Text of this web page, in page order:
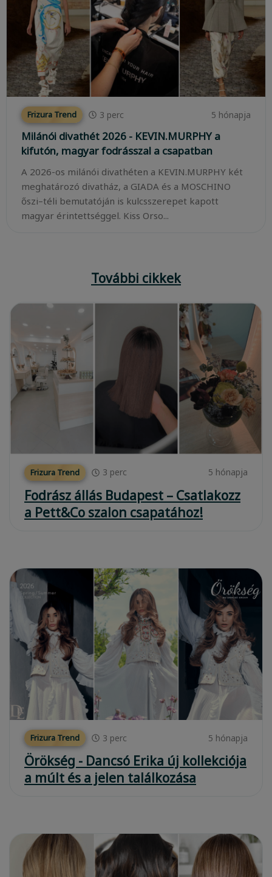
Frizura Trend 3 perc 5 hónapja
Milánói divathét 2026 - KEVIN.MURPHY a
kifutón, magyar fodrásszal a csapatban
A 2026-os milánói divathéten a KEVIN.MURPHY két
meghatározó divatház, a GIADA és a MOSCHINO
őszi–téli bemutatóján is kulcsszerepet kapott
magyar érintettséggel. Kiss Orso...
További cikkek
Frizura Trend 3 perc 5 hónapja
Fodrász állás Budapest – Csatlakozz
a Pett&Co szalon csapatához!
Frizura Trend 3 perc 5 hónapja
Örökség - Dancsó Erika új kollekciója
a múlt és a jelen találkozása